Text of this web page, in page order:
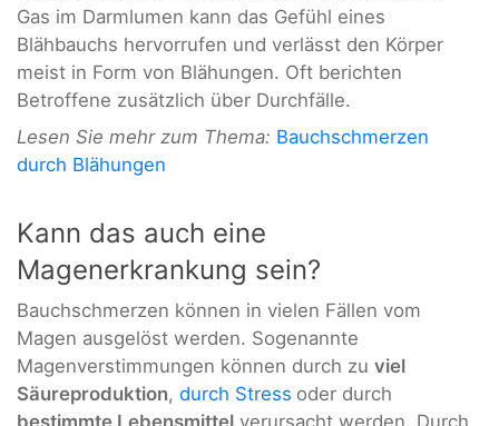
Gas im Darmlumen kann das Gefühl eines
Blähbauchs hervorrufen und verlässt den Körper
meist in Form von Blähungen. Oft berichten
Betroffene zusätzlich über Durchfälle.
Lesen Sie mehr zum Thema: Bauchschmerzen
durch Blähungen
Kann das auch eine
Magenerkrankung sein?
Bauchschmerzen können in vielen Fällen vom
Magen ausgelöst werden. Sogenannte
Magenverstimmungen können durch zu viel
Säureproduktion, durch Stress oder durch